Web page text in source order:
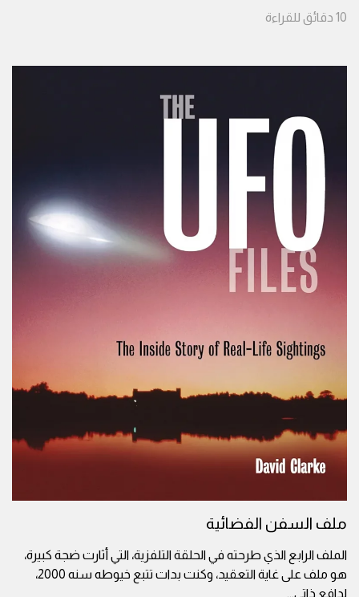
10 دقائق للقراءة
ملف السفن الفضائية
الملف الرابع الذي طرحته في الحلقة التلفزية، التي أثارت ضجة كبيرة،
هو ملف على غاية التعقيد، وكنت بدات تتبع خيوطه سنه 2000،
لدافع ذاتي...